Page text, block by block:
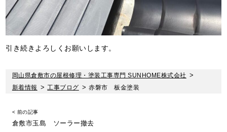
引き続きよろしくお願いします。
岡山県倉敷市の屋根修理・塗装工事専門 SUNHOME株式会社 >
新着情報 >工事ブログ >赤磐市 板金塗装
< 前の記事
倉敷市玉島 ソーラー撤去